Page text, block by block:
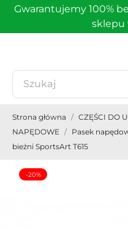
Gwarantujemy 100%
sklepu
Strona główna CZĘŚCI DO
NAPĘDOWE
Pasek
bieżni SportsArt T615
-20%